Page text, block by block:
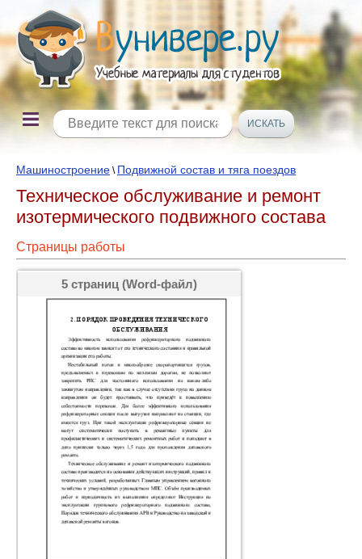
Машиностроение \ Подвижной состав и тяга поездов
Техническое обслуживание и ремонт
изотермического подвижного состава
Страницы работы
5 страниц (Word-файл)